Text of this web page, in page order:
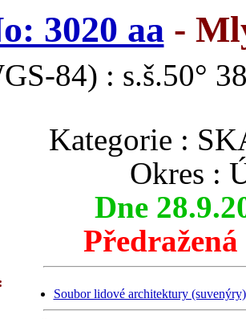
3020 aa-
84) : s.š.50°
Kategorie :
Okres :
Dne
Soubor lidové architektury